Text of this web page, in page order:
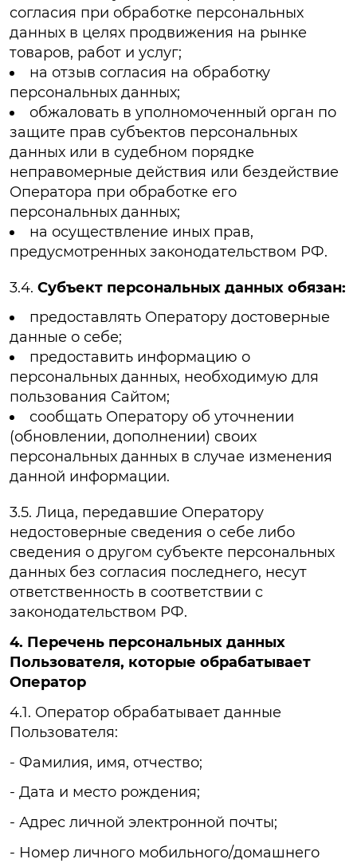
согласия при обработке персональных
данных в целях продвижения на рынке
товаров, работ и услуг;
на отзыв согласия на обработку
персональных данных;
обжаловать в уполномоченный орган по
защите прав субъектов персональных
данных или в судебном порядке
неправомерные действия или бездействие
Оператора при обработке его
персональных данных;
на осуществление иных прав,
предусмотренных законодательством РФ.
3.4. Субъект персональных данных обязан:
предоставлять Оператору достоверные
данные о себе;
предоставить информацию о
персональных данных, необходимую для
пользования Сайтом;
сообщать Оператору об уточнении
(обновлении, дополнении) своих
персональных данных в случае изменения
данной информации.
3.5. Лица, передавшие Оператору
недостоверные сведения о себе либо
сведения о другом субъекте персональных
данных без согласия последнего, несут
ответственность в соответствии с
законодательством РФ.
4. Перечень персональных данных
Пользователя, которые обрабатывает
Оператор
4.1. Оператор обрабатывает данные
Пользователя:
- Фамилия, имя, отчество;
- Дата и место рождения;
- Адрес личной электронной почты;
- Номер личного мобильного/домашнего